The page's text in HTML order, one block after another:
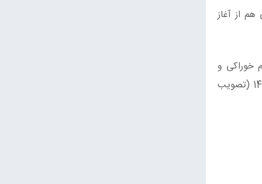
مواد غذایی هم از آغاز
خوراکی و
نوشیدنی باید 70 درصد بیشتر هزینه بپردازند. بدون آنکه درآمد ثابت آنها چنین رشدی را داشتهِ باشد. در مذاکرات دستمزد 1401 (تصویب